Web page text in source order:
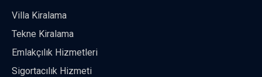
Villa Kiralama
Tekne Kiralama
Emlakçılık Hizmetleri
Sigortacılık Hizmeti